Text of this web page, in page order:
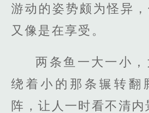
游动的姿势颇为怪异，
又像是在享受。
两条鱼一大一小
绕着小的那条辗转翻
阵，让人一时看不清内